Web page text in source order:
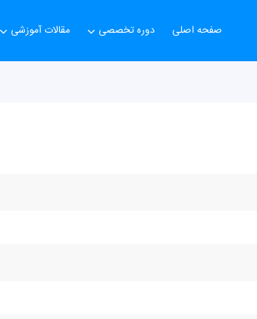
صفحه اصلی دوره تخصصی مقالات آموزشی